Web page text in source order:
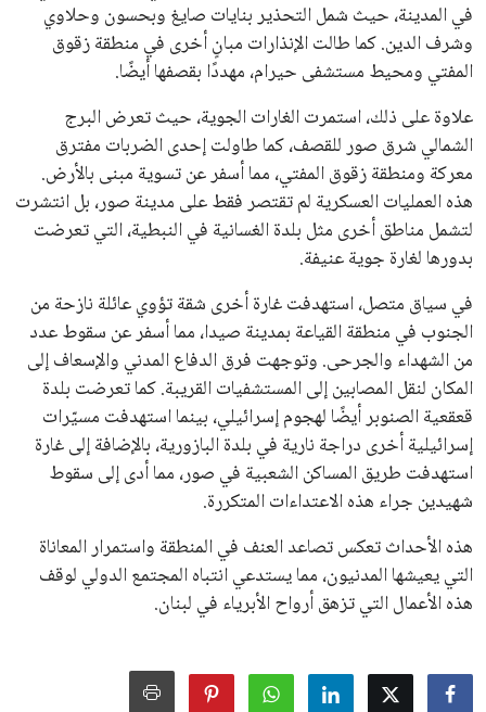
في المدينة، حيث شمل التحذير بنايات صايغ وبحسون وحلاوي
وشرف الدين. كما طالت الإنذارات مبانٍ أخرى في منطقة زقوق
المفتي ومحيط مستشفى حيرام، مهددًا بقصفها أيضًا.
علاوة على ذلك، استمرت الغارات الجوية، حيث تعرض البرج
الشمالي شرق صور للقصف، كما طاولت إحدى الضربات مفترق
معركة ومنطقة زقوق المفتي، مما أسفر عن تسوية مبنى بالأرض.
هذه العمليات العسكرية لم تقتصر فقط على مدينة صور، بل انتشرت
لتشمل مناطق أخرى مثل بلدة الغسانية في النبطية، التي تعرضت
بدورها لغارة جوية عنيفة.
في سياق متصل، استهدفت غارة أخرى شقة تؤوي عائلة نازحة من
الجنوب في منطقة القياعة بمدينة صيدا، مما أسفر عن سقوط عدد
من الشهداء والجرحى. وتوجهت فرق الدفاع المدني والإسعاف إلى
المكان لنقل المصابين إلى المستشفيات القريبة. كما تعرضت بلدة
قعقعية الصنوبر أيضًا لهجوم إسرائيلي، بينما استهدفت مسيّرات
إسرائيلية أخرى دراجة نارية في بلدة البازورية، بالإضافة إلى غارة
استهدفت طريق المساكن الشعبية في صور، مما أدى إلى سقوط
شهيدين جراء هذه الاعتداءات المتكررة.
هذه الأحداث تعكس تصاعد العنف في المنطقة واستمرار المعاناة
التي يعيشها المدنيون، مما يستدعي انتباه المجتمع الدولي لوقف
هذه الأعمال التي تزهق أرواح الأبرياء في لبنان.